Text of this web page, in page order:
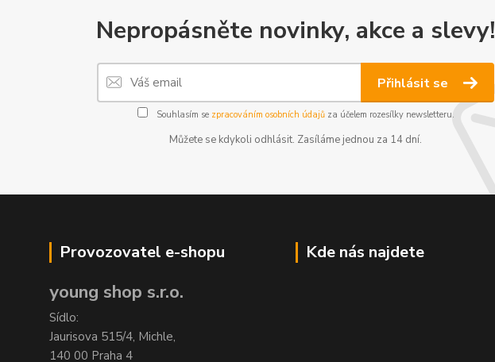
Nepropásněte novinky, akce a slevy!
Přihlásit se
Souhlasím se zpracováním osobních údajůza účelem rozesílky newsletteru.
Můžete se kdykoli odhlásit. Zasíláme jednou za 14 dní.
Provozovatel e-shopu
young shop s.r.o.
Sídlo:
Jaurisova 515/4, Michle,
140 00 Praha 4
Kde nás najdete